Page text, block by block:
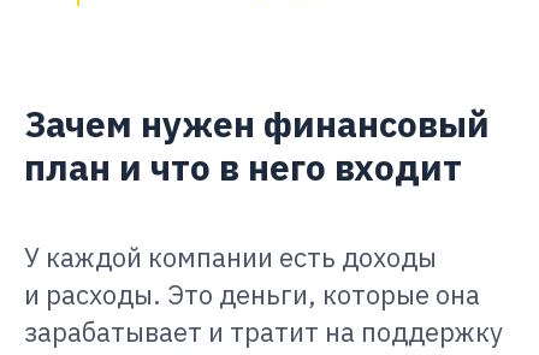
Зачем нужен финансовый
план и что в него входит
У каждой компании есть доходы
и расходы. Это деньги, которые она
зарабатывает и тратит на поддержку